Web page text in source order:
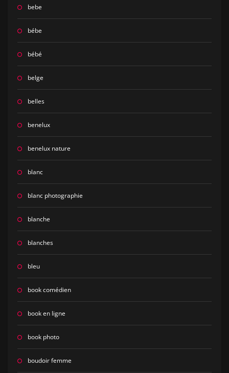
bebe
bébe
bébé
belge
belles
benelux
benelux nature
blanc
blanc photographie
blanche
blanches
bleu
book comédien
book en ligne
book photo
boudoir femme